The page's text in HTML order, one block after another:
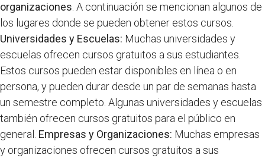
organizaciones . A continuación se mencionan algunos de
los lugares donde se pueden obtener estos cursos.
Universidades y Escuelas: Muchas universidades y
escuelas ofrecen cursos gratuitos a sus estudiantes.
Estos cursos pueden estar disponibles en línea o en
persona, y pueden durar desde un par de semanas hasta
un semestre completo. Algunas universidades y escuelas
también ofrecen cursos gratuitos para el público en
general. Empresas y Organizaciones: Muchas empresas
y organizaciones ofrecen cursos gratuitos a sus